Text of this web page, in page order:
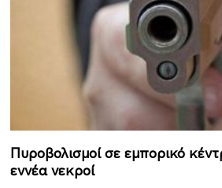
Πυροβολισμοί σε εμπορικό
εννέα νεκροί